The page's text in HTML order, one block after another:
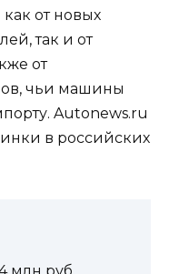
от новых
так и от
от
чьи машины
Autonews.ru
в российских